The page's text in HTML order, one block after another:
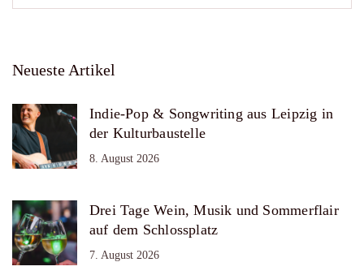
Neueste Artikel
Indie-Pop & Songwriting aus Leipzig in
der Kulturbaustelle
8. August 2026
Drei Tage Wein, Musik und Sommerflair
auf dem Schlossplatz
7. August 2026